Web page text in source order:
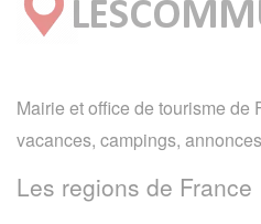
Mairie et office de tourisme de
vacances, campings,
Les regions de France